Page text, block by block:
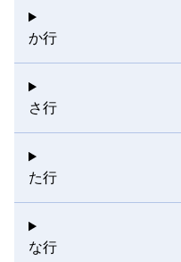
か行
さ行
た行
な行